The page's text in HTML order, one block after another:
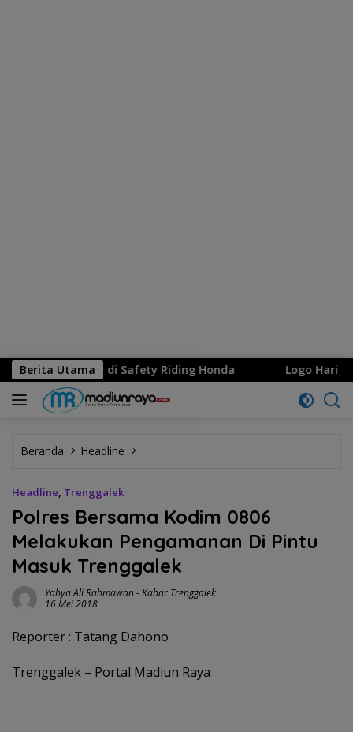
Berita Utama
8 Gelar di Safety Riding Honda Logo Hari Jadi ke-
Beranda Headline
Headline, Trenggalek
Polres Bersama Kodim 0806
Melakukan Pengamanan Di Pintu
Masuk Trenggalek
Yahya Ali Rahmawan-Kabar Trenggalek
16 Mei 2018
Reporter : Tatang Dahono
Trenggalek – Portal Madiun Raya